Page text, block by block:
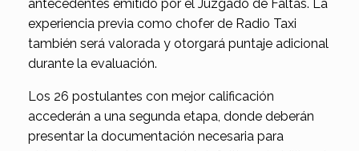
antecedentes emitido por el Juzgado de Faltas. La
experiencia previa como chofer de Radio Taxi
también será valorada y otorgará puntaje adicional
durante la evaluación.
Los 26 postulantes con mejor calificación
accederán a una segunda etapa, donde deberán
presentar la documentación necesaria para